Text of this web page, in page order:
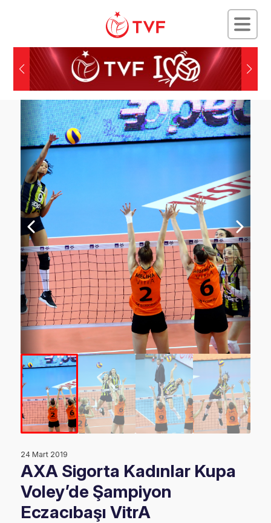
24 Mart 2019
AXA Sigorta Kadınlar Kupa
Voley’de Şampiyon
Eczacıbaşı VitrA